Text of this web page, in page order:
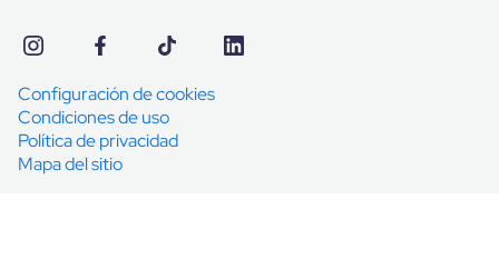
Configuración de cookies
Condiciones de uso
Política de privacidad
Mapa del sitio